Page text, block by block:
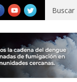
92 % de